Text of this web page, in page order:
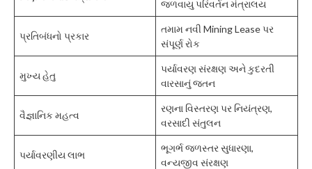
જળવાયુ પરિવર્તન મંત્રાલય
પ્રતિબંધનો પ્રકાર
તમામ નવી Mining Lease પર
સંપૂર્ણ રોક
મુખ્ય હેતુ
પર્યાવરણ સંરક્ષણ અને કુદરતી
વારસાનું જતન
વૈજ્ઞાનિક મહત્વ
રણના વિસ્તરણ પર નિયંત્રણ,
વરસાદી સંતુલન
પર્યાવરણીય લાભ
ભૂગર્ભ જળસ્તર સુધારણા,
વન્યજીવ સંરક્ષણ